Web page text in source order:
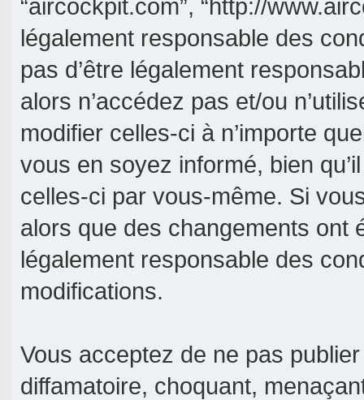
“aircockpit.com”, “http://
légalement responsable des
pas d’être légalement
alors n’accédez pas et/ou
modifier celles-ci à n’importe
vous en soyez informé, bien
celles-ci par vous-même. Si
alors que des changements ont
légalement responsable des
modifications.
Vous acceptez de ne pas
diffamatoire, choquant,